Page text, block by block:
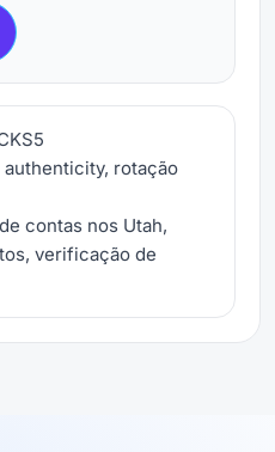
authenticity, rotação
contas nos Utah,
verificação de